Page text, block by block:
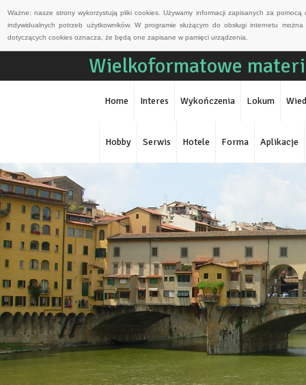
Ważne: nasze strony wykorzystują pliki cookies. Używamy informacji zapisanych za
indywidualnych potrzeb użytkowników. W programie służącym do obsługi internetu
dotyczących cookies oznacza, że będą one zapisane w pamięci urządzenia.
Wielkoformatowe
Home Interes Wykończenia Lokum
Hobby Serwis Hotele Forma Aplikacje